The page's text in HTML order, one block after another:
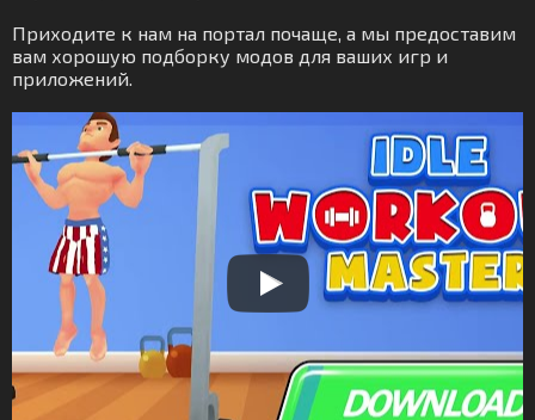
Приходите к нам на портал почаще, а мы предоставим
вам хорошую подборку модов для ваших игр и
приложений.